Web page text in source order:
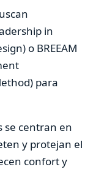
in
o BREEAM
para
se centran en
y protejan el
confort y